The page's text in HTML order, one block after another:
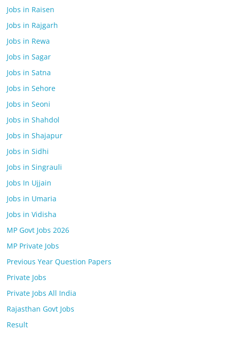
Jobs in Raisen
Jobs in Rajgarh
Jobs in Rewa
Jobs in Sagar
Jobs in Satna
Jobs in Sehore
Jobs in Seoni
Jobs in Shahdol
Jobs in Shajapur
Jobs in Sidhi
Jobs in Singrauli
Jobs In Ujjain
Jobs in Umaria
Jobs in Vidisha
MP Govt Jobs 2026
MP Private Jobs
Previous Year Question Papers
Private Jobs
Private Jobs All India
Rajasthan Govt Jobs
Result